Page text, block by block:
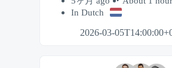
In Dutch
2026-03-